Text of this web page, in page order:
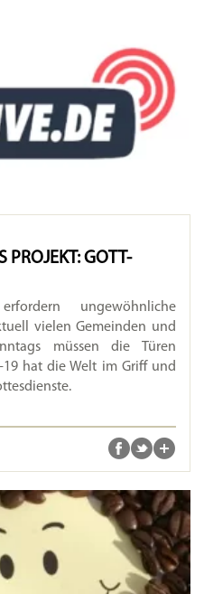
PROJEKT: GOTT-
ungewöhnliche
vielen Gemeinden und
müssen die Türen
19 hat die Welt im Griff und